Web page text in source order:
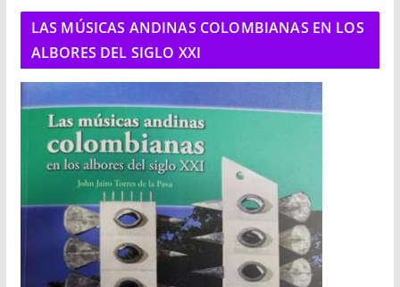
LAS MÚSICAS ANDINAS COLOMBIANAS EN LOS
ALBORES DEL SIGLO XXI